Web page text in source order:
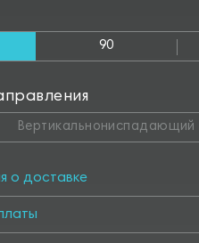
90
Вертикальнониспадающий
о доставке